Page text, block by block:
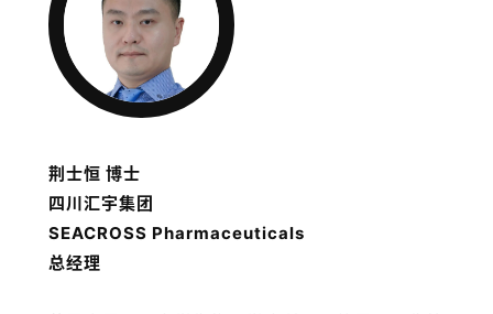
登录
荆士恒 博士
四川汇宇集团
SEACROSS Pharmaceuticals
总经理